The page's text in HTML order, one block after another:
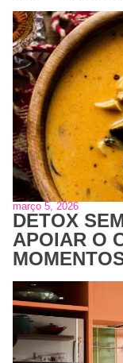
março 5, 2026
DETOX
APOIAR O